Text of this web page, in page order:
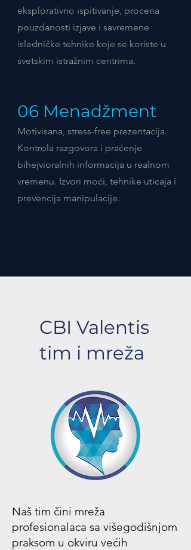
eksplorativno ispitivanje, procena
pouzdanosti izjave i savremene
isledničke tehnike koje se koriste u
svetskim istražnim centrima.
06 Menadžment
Motivisana, stress-free prezentacija.
Kontrola razgovora i praćenje
bihejvioralnih informacija u realnom
vremenu. Izvori moći, tehnike uticaja i
prevencija manipulacije.
CBI Valentis
tim i mreža
Naš tim čini mreža
profesionalaca sa višegodišnjom
praksom u okviru većih